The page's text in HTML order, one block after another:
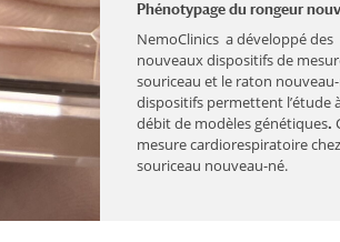
Phénotypage du rongeur
NemoClinics a développé des
nouveaux dispositifs de
souriceau et le raton nouveau-
dispositifs permettent l’étude
débit de modèles génétiques.
mesure cardiorespiratoire
souriceau nouveau-né.